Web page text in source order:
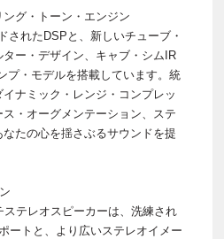
グ・トーン・エンジン
されたDSPと、新しいチューブ・
ー・デザイン、キャブ・シムIR
プ・モデルを搭載しています。統
ナミック・レンジ・コンプレッ
・オーグメンテーション、ステ
たの心を揺さぶるサウンドを提
テレオスピーカーは、洗練され
ートと、より広いステレオイメー